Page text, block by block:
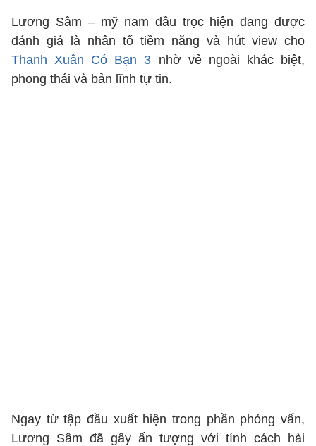
Lương Sâm – mỹ nam đầu trọc hiện đang được
đánh giá là nhân tố tiềm năng và hút view cho
Thanh Xuân Có Bạn 3 nhờ vẻ ngoài khác biệt,
phong thái và bản lĩnh tự tin.
Ngay từ tập đầu xuất hiện trong phần phỏng vấn,
Lương Sâm đã gây ấn tượng với tính cách hài